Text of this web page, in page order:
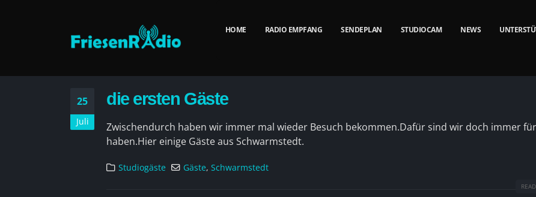
HOME RADIO EMPFANG SENDEPLAN STUDIOCAM NEWS
25
Juli
die ersten Gäste
Zwischendurch haben wir immer mal wieder Besuch bekommen.Dafür sind wir doch immer
haben.Hier einige Gäste aus Schwarmstedt.
Studiogäste Gäste, Schwarmstedt